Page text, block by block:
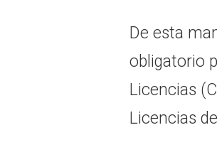
De esta
obligatorio
Licencias
Licencias